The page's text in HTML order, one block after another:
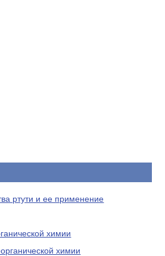
ртути и ее применение
химии
химии